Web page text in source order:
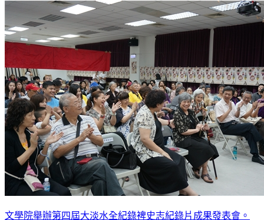
文學院舉辦第四屆大淡水全紀錄裨史志紀錄片成果發表會。